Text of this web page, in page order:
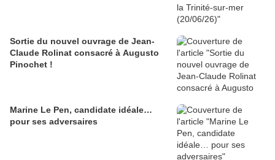
Sortie du nouvel ouvrage de Jean-
Claude Rolinat consacré à Augusto
Pinochet !
Marine Le Pen, candidate idéale…
pour ses adversaires